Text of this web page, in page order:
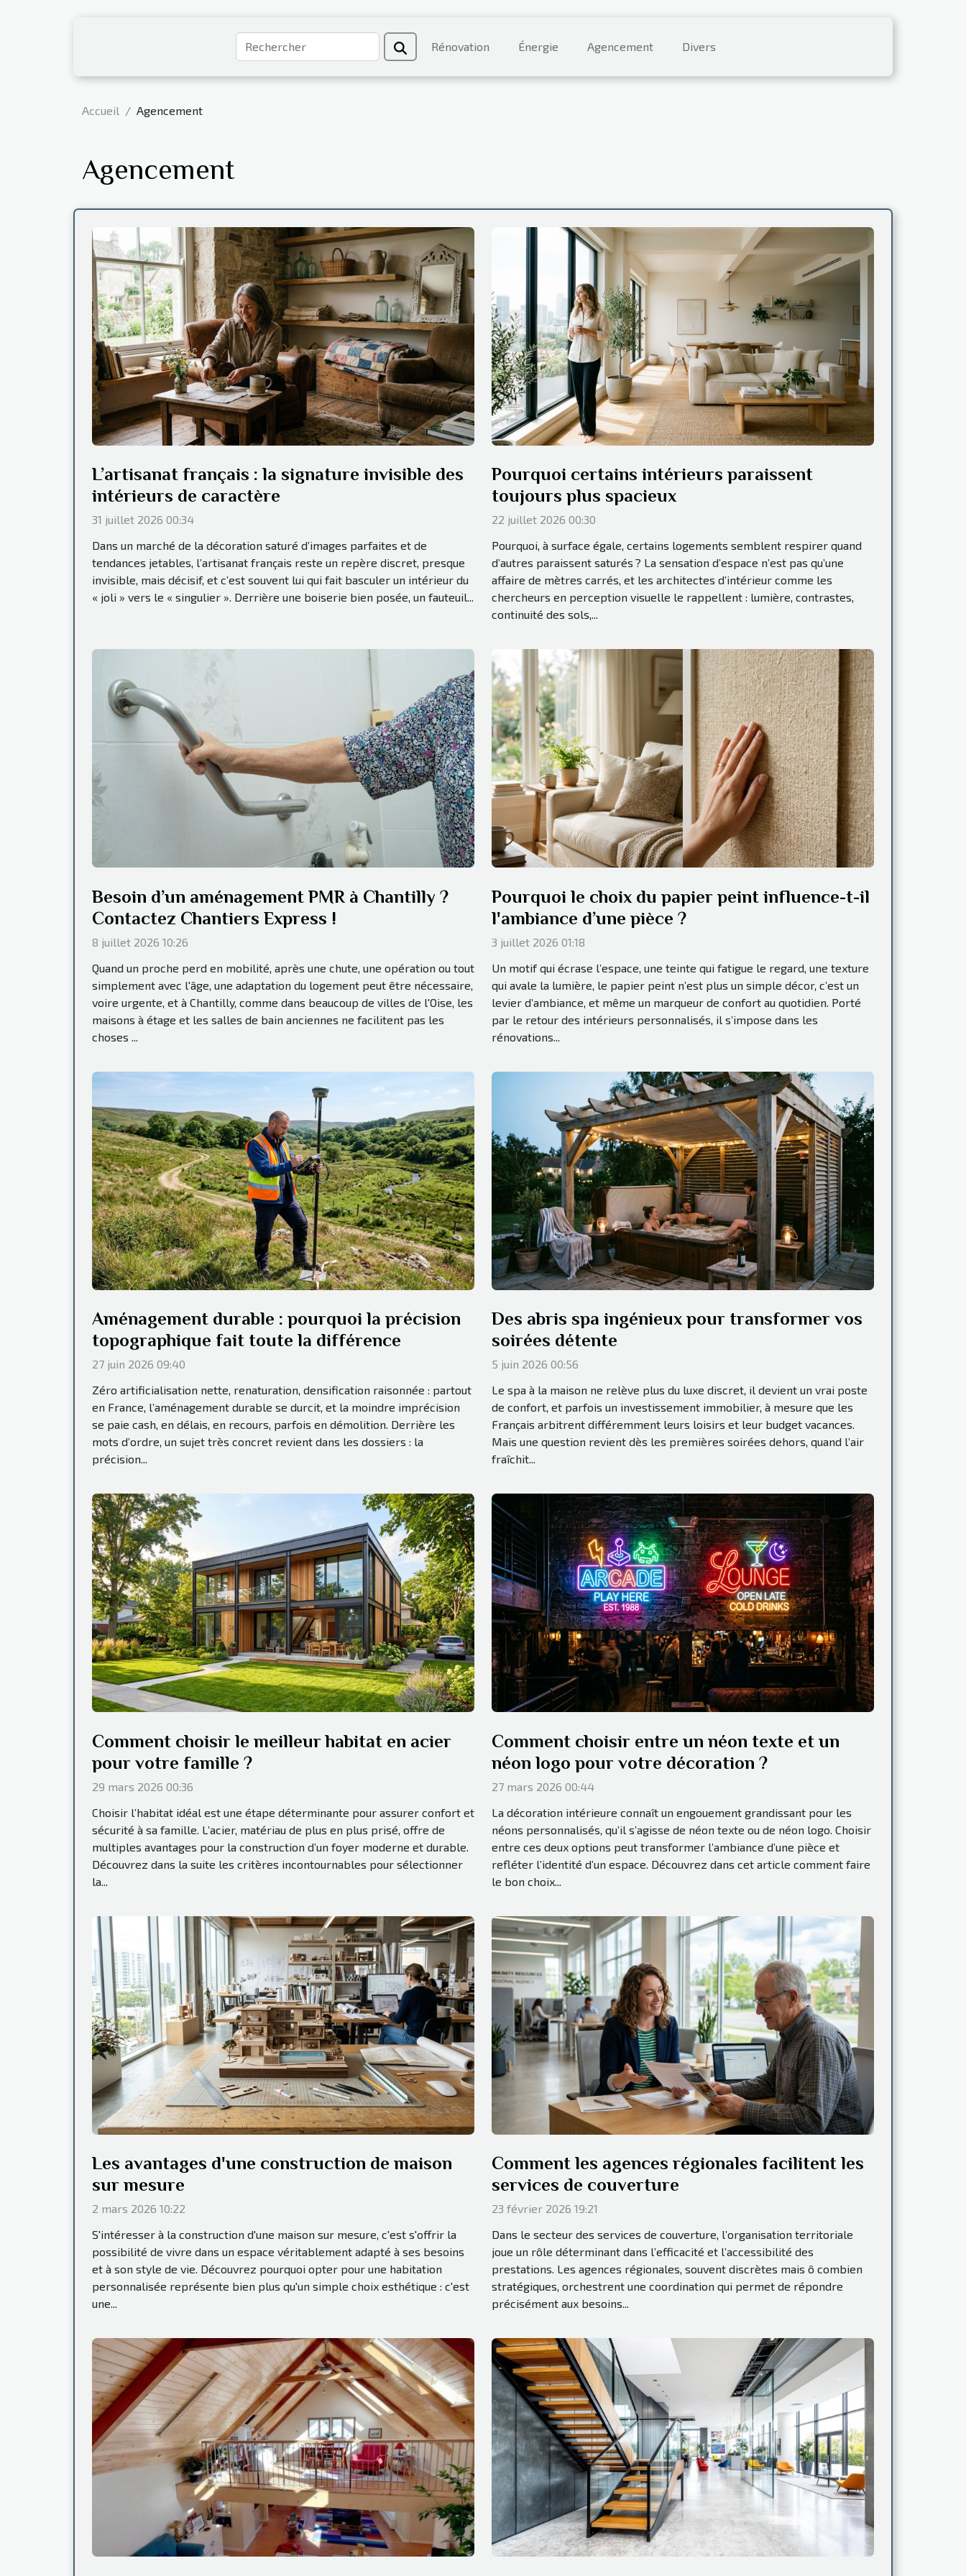
Rénovation Énergie Agencement Divers
Accueil Agencement
Agencement
L’artisanat français : la signature invisible des
intérieurs de caractère
31 juillet 2026 00:34
Dans un marché de la décoration saturé d’images parfaites et de
tendances jetables, l’artisanat français reste un repère discret, presque
invisible, mais décisif, et c’est souvent lui qui fait basculer un intérieur du
« joli » vers le « singulier ». Derrière une boiserie bien posée, un fauteuil...
Pourquoi certains intérieurs paraissent
toujours plus spacieux
22 juillet 2026 00:30
Pourquoi, à surface égale, certains logements semblent respirer quand
d’autres paraissent saturés ? La sensation d’espace n’est pas qu’une
affaire de mètres carrés, et les architectes d’intérieur comme les
chercheurs en perception visuelle le rappellent : lumière, contrastes,
continuité des sols,...
Besoin d’un aménagement PMR à Chantilly ?
Contactez Chantiers Express !
8 juillet 2026 10:26
Quand un proche perd en mobilité, après une chute, une opération ou tout
simplement avec l'âge, une adaptation du logement peut être nécessaire,
voire urgente, et à Chantilly, comme dans beaucoup de villes de l'Oise, les
maisons à étage et les salles de bain anciennes ne facilitent pas les
choses ...
Pourquoi le choix du papier peint influence-t-il
l'ambiance d’une pièce ?
3 juillet 2026 01:18
Un motif qui écrase l’espace, une teinte qui fatigue le regard, une texture
qui avale la lumière, le papier peint n’est plus un simple décor, c’est un
levier d’ambiance, et même un marqueur de confort au quotidien. Porté
par le retour des intérieurs personnalisés, il s’impose dans les
rénovations...
Aménagement durable : pourquoi la précision
topographique fait toute la différence
27 juin 2026 09:40
Zéro artificialisation nette, renaturation, densification raisonnée : partout
en France, l’aménagement durable se durcit, et la moindre imprécision
se paie cash, en délais, en recours, parfois en démolition. Derrière les
mots d’ordre, un sujet très concret revient dans les dossiers : la
précision...
Des abris spa ingénieux pour transformer vos
soirées détente
5 juin 2026 00:56
Le spa à la maison ne relève plus du luxe discret, il devient un vrai poste
de confort, et parfois un investissement immobilier, à mesure que les
Français arbitrent différemment leurs loisirs et leur budget vacances.
Mais une question revient dès les premières soirées dehors, quand l’air
fraîchit...
Comment choisir le meilleur habitat en acier
pour votre famille ?
29 mars 2026 00:36
Choisir l’habitat idéal est une étape déterminante pour assurer confort et
sécurité à sa famille. L’acier, matériau de plus en plus prisé, offre de
multiples avantages pour la construction d’un foyer moderne et durable.
Découvrez dans la suite les critères incontournables pour sélectionner
la...
Comment choisir entre un néon texte et un
néon logo pour votre décoration ?
27 mars 2026 00:44
La décoration intérieure connaît un engouement grandissant pour les
néons personnalisés, qu’il s’agisse de néon texte ou de néon logo. Choisir
entre ces deux options peut transformer l’ambiance d’une pièce et
refléter l’identité d’un espace. Découvrez dans cet article comment faire
le bon choix...
Les avantages d'une construction de maison
sur mesure
2 mars 2026 10:22
S'intéresser à la construction d'une maison sur mesure, c'est s'offrir la
possibilité de vivre dans un espace véritablement adapté à ses besoins
et à son style de vie. Découvrez pourquoi opter pour une habitation
personnalisée représente bien plus qu'un simple choix esthétique : c'est
une...
Comment les agences régionales facilitent les
services de couverture
23 février 2026 19:21
Dans le secteur des services de couverture, l’organisation territoriale
joue un rôle déterminant dans l’efficacité et l’accessibilité des
prestations. Les agences régionales, souvent discrètes mais ô combien
stratégiques, orchestrent une coordination qui permet de répondre
précisément aux besoins...